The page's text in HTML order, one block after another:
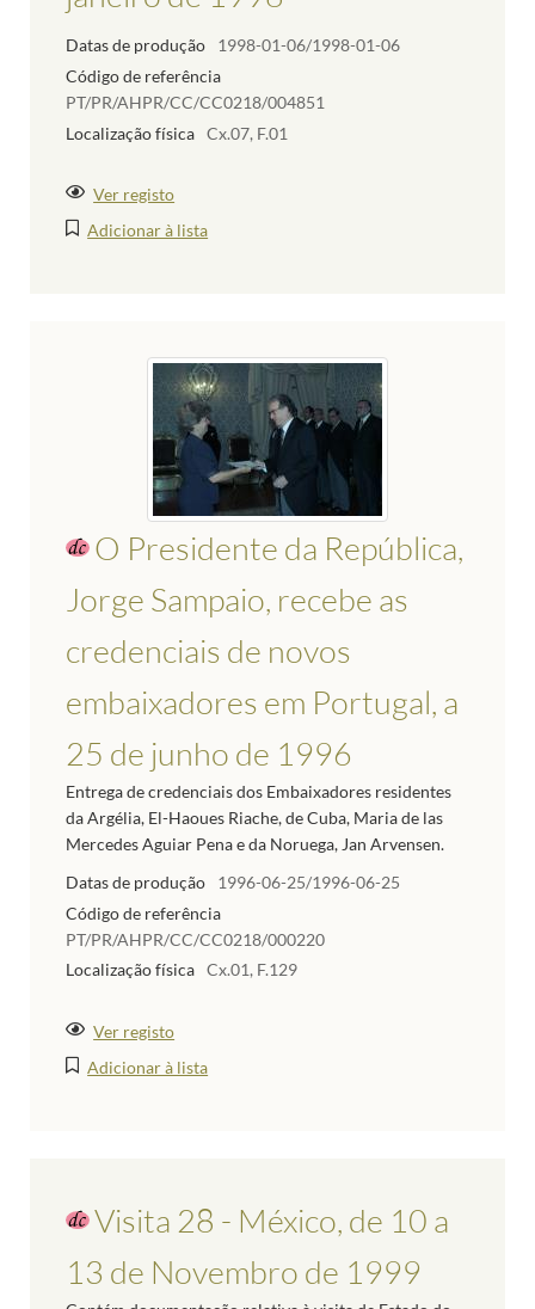
Datas de produção
1998-01-06/1998-01-06
Código de referência
PT/PR/AHPR/CC/CC0218/004851
Localização física Cx.07, F.01
Ver registo
Adicionar à lista
O Presidente da República,
Jorge Sampaio, recebe as
credenciais de novos
embaixadores em Portugal, a
25 de junho de 1996
Entrega de credenciais dos Embaixadores residentes
da Argélia, El-Haoues Riache, de Cuba, Maria de las
Mercedes Aguiar Pena e da Noruega, Jan Arvensen.
Datas de produção
1996-06-25/1996-06-25
Código de referência
PT/PR/AHPR/CC/CC0218/000220
Localização física Cx.01, F.129
Ver registo
Adicionar à lista
Visita 28 - México, de 10 a
13 de Novembro de 1999